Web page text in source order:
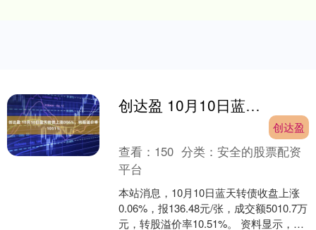
创达盈 10月10日蓝天转债上涨006%，转股溢价率1051%
创达盈
查看： 150 分类：安全的股票配资
平台
本站消息，10月10日蓝天转债收盘上涨
0.06%，报136.48元/张，成交额5010.7万
元，转股溢价率10.51%。 资料显示，蓝